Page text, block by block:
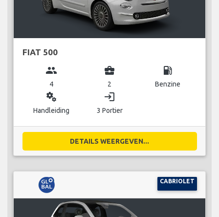
FIAT 500
group
4
business_center
2
local_gas_station
Benzine
miscellaneous_services
Handleiding
login
3 Portier
DETAILS WEERGEVEN...
CABRIOLET